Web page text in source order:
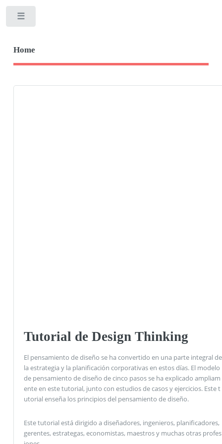
Home
Tutorial de Design Thinking
El pensamiento de diseño se ha convertido en una parte integral de
la estrategia y la planificación corporativas en estos días. El modelo
de pensamiento de diseño de cinco pasos se ha explicado ampliam
ente en este tutorial, junto con estudios de casos y ejercicios. Este t
utorial enseña los principios del pensamiento de diseño.
Este tutorial está dirigido a diseñadores, ingenieros, planificadores,
gerentes, estrategas, economistas, maestros y muchas otras profes